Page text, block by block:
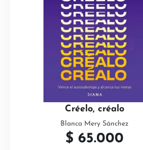
Créelo, créalo
Blanca Mery Sánchez
$ 65.000